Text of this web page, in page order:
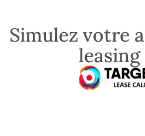
Simulez votre
leasing